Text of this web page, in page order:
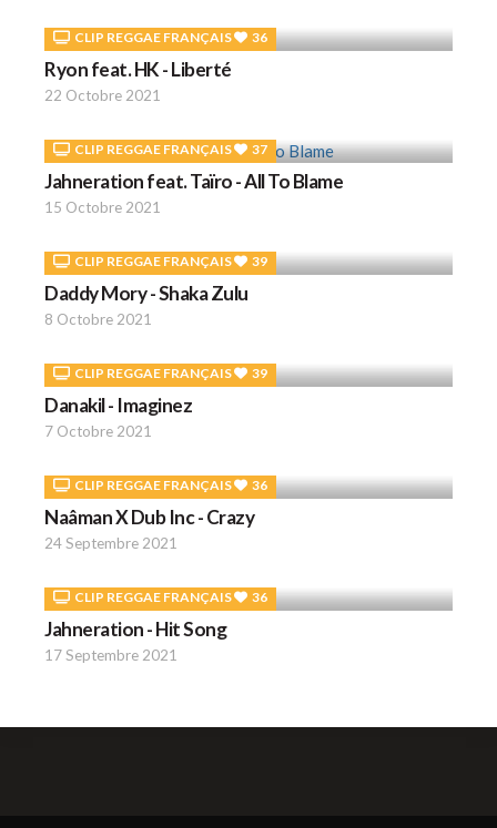
CLIP REGGAE FRANÇAIS 36
Ryon feat. HK - Liberté
22 Octobre 2021
CLIP REGGAE FRANÇAIS 37
Jahneration feat. Taïro - All To Blame
15 Octobre 2021
CLIP REGGAE FRANÇAIS 39
Daddy Mory - Shaka Zulu
8 Octobre 2021
CLIP REGGAE FRANÇAIS 39
Danakil - Imaginez
7 Octobre 2021
CLIP REGGAE FRANÇAIS 36
Naâman X Dub Inc - Crazy
24 Septembre 2021
CLIP REGGAE FRANÇAIS 36
Jahneration - Hit Song
17 Septembre 2021